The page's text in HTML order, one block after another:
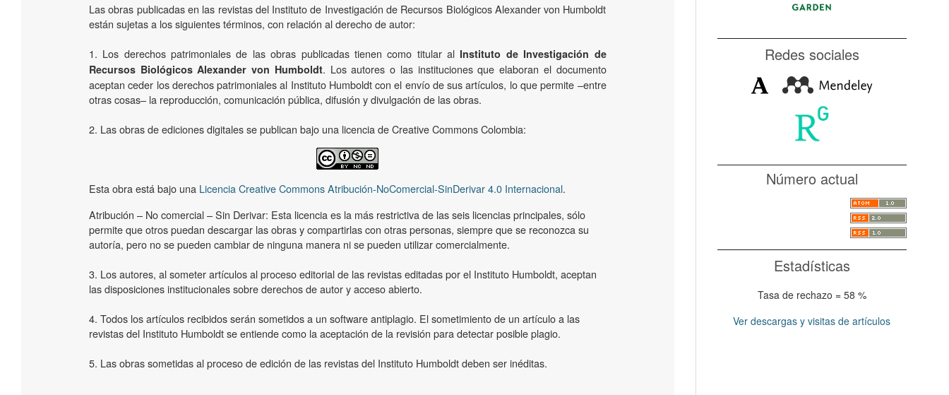
Las obras publicadas en las revistas del Instituto de Investigación de Recursos Biológicos Alexander von Humboldt
están sujetas a los siguientes términos, con relación al derecho de autor:
1. Los derechos patrimoniales de las obras publicadas tienen como titular al Instituto de Investigación de
Recursos Biológicos Alexander von Humboldt. Los autores o las instituciones que elaboran el documento
aceptan ceder los derechos patrimoniales al Instituto Humboldt con el envío de sus artículos, lo que permite –entre
otras cosas­– la reproducción, comunicación pública, difusión y divulgación de las obras.
2. Las obras de ediciones digitales se publican bajo una licencia de Creative Commons Colombia:
Esta obra está bajo una Licencia Creative Commons Atribución-NoComercial-SinDerivar 4.0 Internacional.
Atribución – No comercial – Sin Derivar: Esta licencia es la más restrictiva de las seis licencias principales, sólo
permite que otros puedan descargar las obras y compartirlas con otras personas, siempre que se reconozca su
autoría, pero no se pueden cambiar de ninguna manera ni se pueden utilizar comercialmente.
3. Los autores, al someter artículos al proceso editorial de las revistas editadas por el Instituto Humboldt, aceptan
las disposiciones institucionales sobre derechos de autor y acceso abierto.
4. Todos los artículos recibidos serán sometidos a un software antiplagio. El sometimiento de un artículo a las
revistas del Instituto Humboldt se entiende como la aceptación de la revisión para detectar posible plagio.
5. Las obras sometidas al proceso de edición de las revistas del Instituto Humboldt deben ser inéditas.
Redes sociales
Número actual
Estadísticas
Tasa de rechazo = 58 %
Ver descargas y visitas de artículos